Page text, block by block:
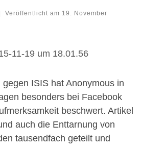
Veröffentlicht am 19. November
ISIS hat Anonymous in
besonders bei Facebook
beschwert. Artikel
auch die Enttarnung von
tausendfach geteilt und